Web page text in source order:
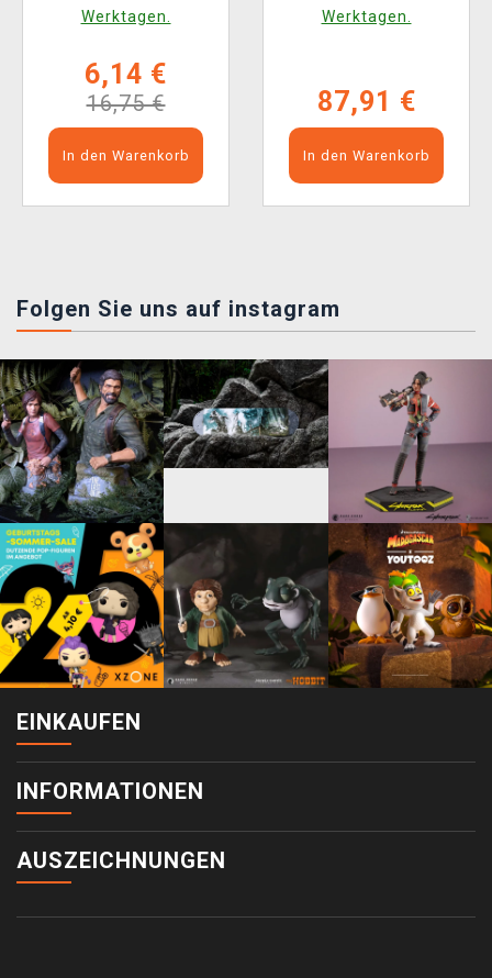
Werktagen.
6,14 €
16,75 €
In den Warenkorb
Werktagen.
87,91 €
In den Warenkorb
Folgen Sie uns auf instagram
EINKAUFEN
INFORMATIONEN
AUSZEICHNUNGEN